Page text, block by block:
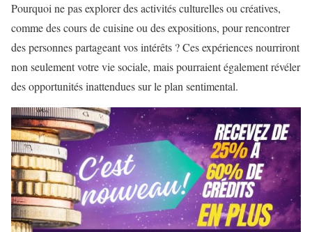
Pourquoi ne pas explorer des activités culturelles ou créatives,
comme des cours de cuisine ou des expositions, pour rencontrer
des personnes partageant vos intérêts ? Ces expériences nourriront
non seulement votre vie sociale, mais pourraient également révéler
des opportunités inattendues sur le plan sentimental.